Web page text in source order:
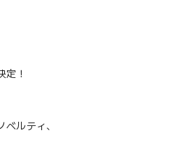
定！
ルティ、